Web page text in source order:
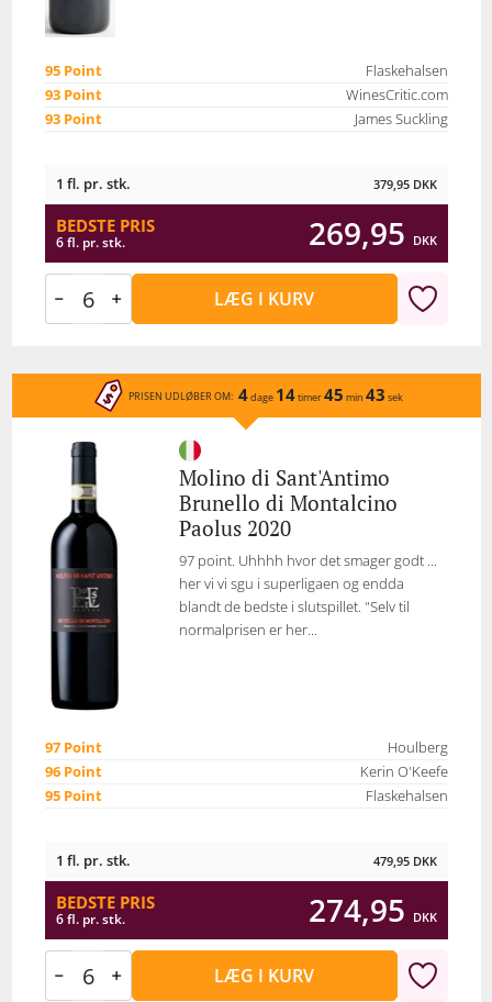
95 Point
Flaskehalsen
93 Point
WinesCritic.com
93 Point
James Suckling
1 fl. pr. stk. 379,95 DKK
BEDSTE PRIS
6 fl. pr. stk. 269,95 DKK
LÆG I KURV
PRISEN UDLØBER OM: 4dage 14timer45 min 43 sek
Molino di Sant'Antimo
Brunello di Montalcino
Paolus 2020
97 point. Uhhhh hvor det smager godt ...
her vi vi sgu i superligaen og endda
blandt de bedste i slutspillet. "Selv til
normalprisen er her...
97 Point
Houlberg
96 Point
Kerin O'Keefe
95 Point
Flaskehalsen
1 fl. pr. stk. 479,95 DKK
BEDSTE PRIS
6 fl. pr. stk. 274,95 DKK
LÆG I KURV